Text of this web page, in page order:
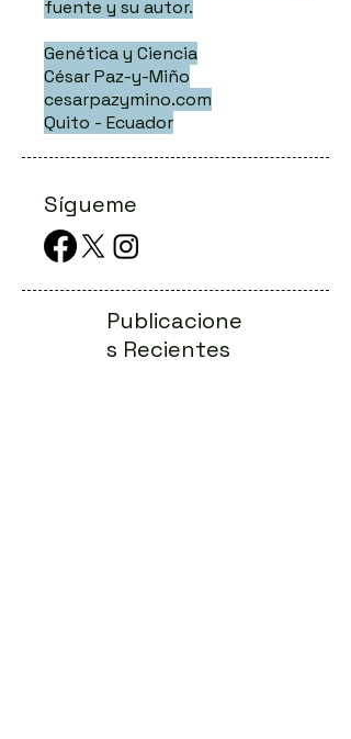
fuente y su autor.
Genética y Ciencia
César Paz-y-Miño
cesarpazymino.com
Quito - Ecuador
Sígueme
Publicacione
s Recientes